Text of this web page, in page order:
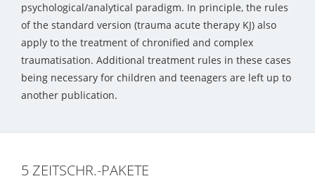
psychological/analytical paradigm. In principle, the rules
of the standard version (trauma acute therapy KJ) also
apply to the treatment of chronified and complex
traumatisation. Additional treatment rules in these cases
being necessary for children and teenagers are left up to
another publication.
5 ZEITSCHR.-PAKETE